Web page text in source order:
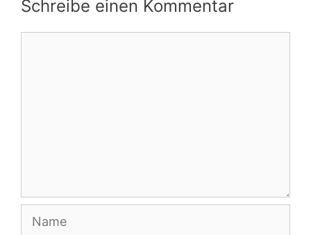
Schreibe einen Kommentar